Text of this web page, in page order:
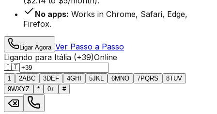
No apps: Works in Chrome, Safari, Edge,
Firefox.
Ligar Agora Ver Passo a Passo
Ligando para Itália (+39)Online
🇮🇹
1 2ABC 3DEF 4GHI 5JKL 6MNO 7PQRS 8TUV
9WXYZ * 0+ #